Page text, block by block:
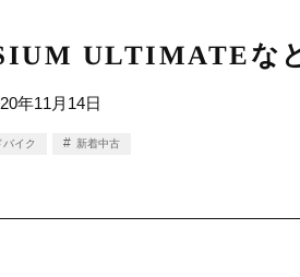
ULTIMATEな
年11月14日
バイク 新着中古